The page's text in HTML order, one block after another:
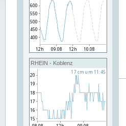
RHEIN - Koblenz